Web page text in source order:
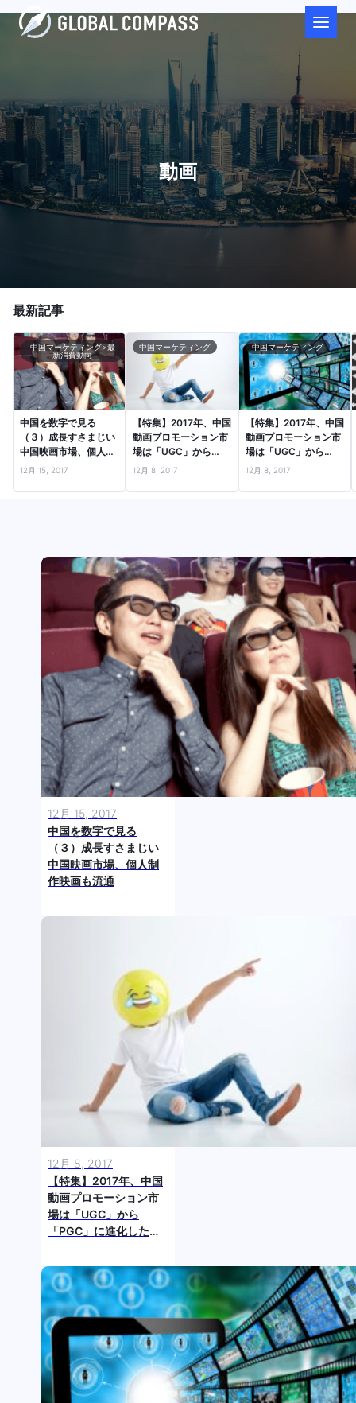
動画
最新記事
中国マーケティング>最
新消費動向
中国を数字で見る
（３）成長すさまじい
中国映画市場、個人制
作映画も流通
12月 15, 2017
中国マーケティング
【特集】2017年、中国
動画プロモーション市
場は「UGC」から
「PGC」に進化した！
12月 8, 2017
中国マーケティング
【特集】2017年、中国
動画プロモーション市
場は「UGC」から
「PGC」に進化した！
12月 8, 2017
12月 15, 2017
中国を数字で見る
（３）成長すさまじい
中国映画市場、個人制
作映画も流通
12月 8, 2017
【特集】2017年、中国
動画プロモーション市
場は「UGC」から
「PGC」に進化した！
画」マーケティング最
前線～